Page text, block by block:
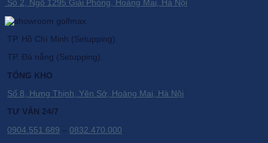
Số 2, Ngõ 1295 Giải Phóng, Hoàng Mai, Hà Nội
TP. Hồ Chí Minh (Setupping).
TP. Đà nẵng (Setupping).
TỔNG KHO
Số 8, Hưng Thịnh, Yên Sở, Hoàng Mai, Hà Nội
TƯ VẤN 24/7
0904.551.689 – 0832.470.000